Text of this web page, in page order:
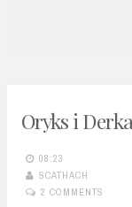
Oryks i
08:23
SCATHACH
2 COMMENTS